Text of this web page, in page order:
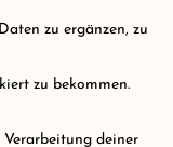
zu ergänzen, zu
zu bekommen.
deiner